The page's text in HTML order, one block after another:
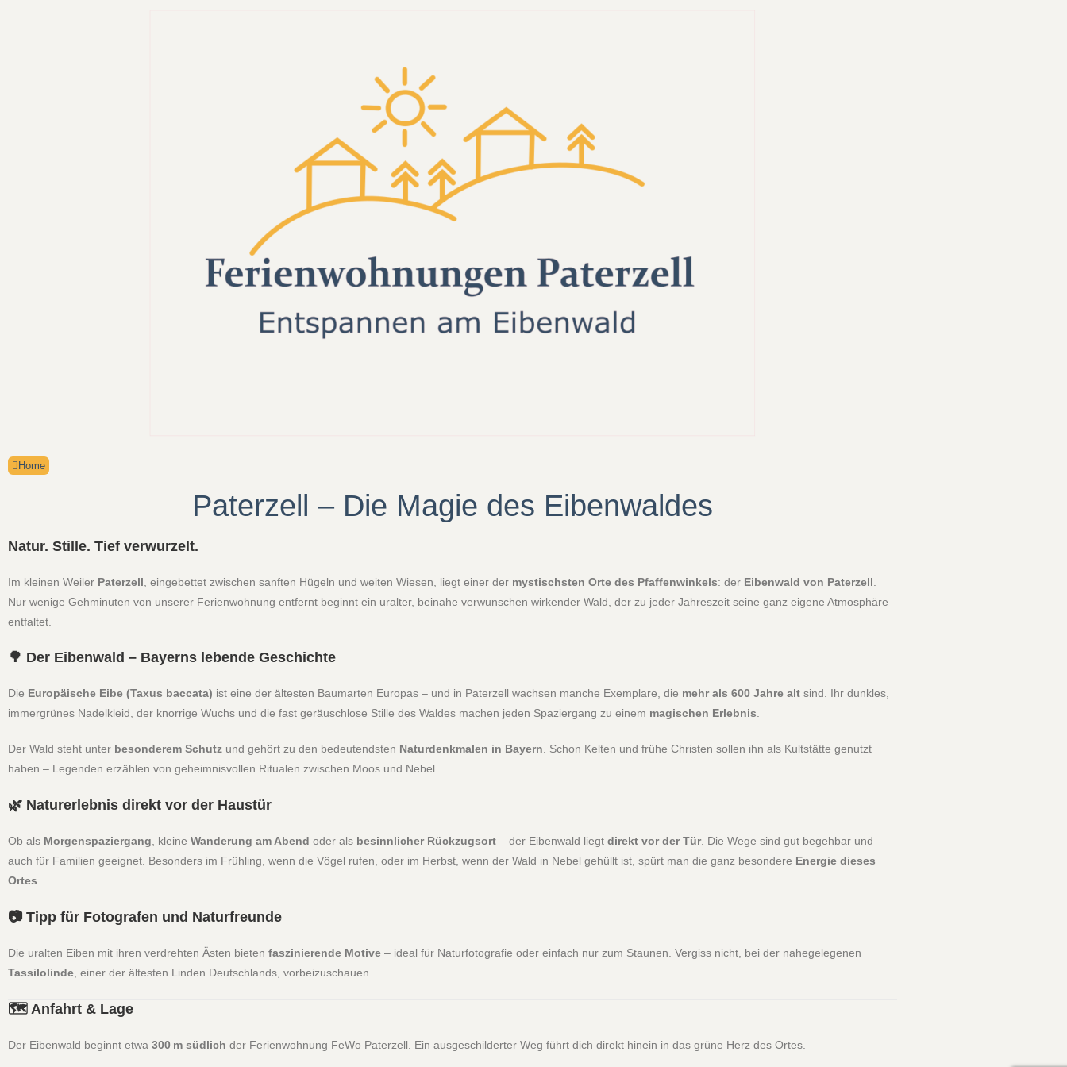
Home
Paterzell – Die Magie des Eibenwaldes
Natur. Stille. Tief verwurzelt.
Im kleinen Weiler Paterzell , eingebettet zwischen sanften Hügeln und weiten Wiesen, liegt einer der mystischsten Orte des Pfaffenwinkels: der Eibenwald von Paterzell
Nur wenige Gehminuten von unserer Ferienwohnung entfernt beginnt ein uralter, beinahe verwunschen wirkender Wald, der zu jeder Jahreszeit seine ganz eigene Atmosphäre
entfaltet.
🌳 Der Eibenwald – Bayerns lebende Geschichte
Die Europäische Eibe (Taxus baccata) ist eine der ältesten Baumarten Europas – und in Paterzell wachsen manche Exemplare, die mehr als 600 Jahre alt sind. Ihr dunkles,
immergrünes Nadelkleid, der knorrige Wuchs und die fast geräuschlose Stille des Waldes machen jeden Spaziergang zu einem magischen Erlebnis
Der Wald steht unter besonderem Schutz und gehört zu den bedeutendsten Naturdenkmalen in Bayern . Schon Kelten und frühe Christen sollen ihn als Kultstätte genutzt
haben – Legenden erzählen von geheimnisvollen Ritualen zwischen Moos und Nebel.
🌿 Naturerlebnis direkt vor der Haustür
Ob als Morgenspaziergang , kleine Wanderung am Abend oder als besinnlicher Rückzugsort – der Eibenwald liegt direkt vor der Tür. Die Wege sind gut begehbar und
auch für Familien geeignet. Besonders im Frühling, wenn die Vögel rufen, oder im Herbst, wenn der Wald in Nebel gehüllt ist, spürt man die ganz besondere Energie dieses
Ortes
📷 Tipp für Fotografen und Naturfreunde
Die uralten Eiben mit ihren verdrehten Ästen bieten faszinierende Motive – ideal für Naturfotografie oder einfach nur zum Staunen. Vergiss nicht, bei der nahegelegenen
Tassilolinde , einer der ältesten Linden Deutschlands, vorbeizuschauen.
🗺 Anfahrt & Lage
Der Eibenwald beginnt etwa 300 m südlich der Ferienwohnung FeWo Paterzell. Ein ausgeschilderter Weg führt dich direkt hinein in das grüne Herz des Ortes.